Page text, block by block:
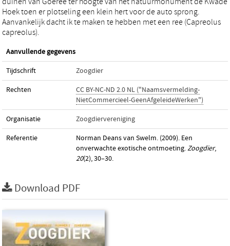
Hoek toen er plotseling een klein hert voor de auto sprong.
Aanvankelijk dacht ik te maken te hebben met een ree (Capreolus
capreolus).
Aanvullende gegevens
Tijdschrift Zoogdier
Rechten
CC BY-NC-ND 2.0 NL ("Naamsvermelding-
NietCommercieel-GeenAfgeleideWerken")
Organisatie Zoogdiervereniging
Referentie
Norman Deans van Swelm. (2009). Een
onverwachte exotische ontmoeting.Zoogdier,
20(2), 30–30.
Download PDF